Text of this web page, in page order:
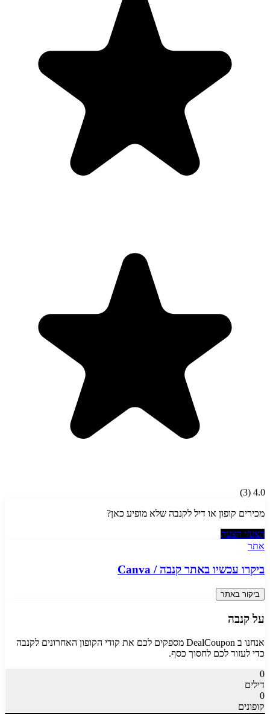
4.0
(
3
)
מכירים קופון או דיל לקנבה שלא מופיע כאן?
הצע/י הצעה
אתר
ביקרו עכשיו באתר קנבה /
Canva
ביקור באתר
על קנבה
אנחנו ב DealCoupon מספקים לכם את קודי הקופון האחרונים ל
קנבה
כדי לעזור לכם לחסוך כסף.
0
דילים
0
קופונים